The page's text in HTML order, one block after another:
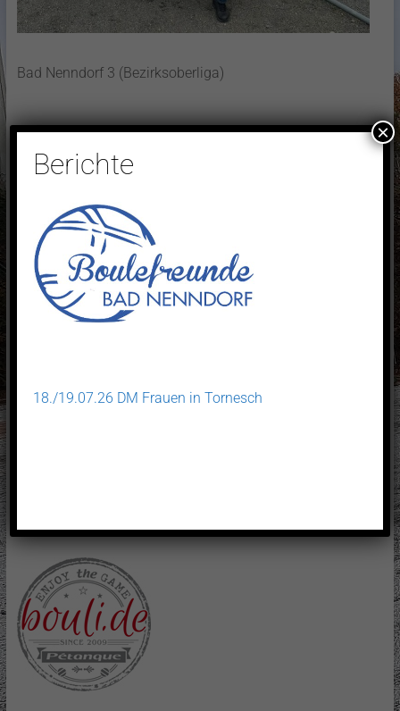
Bad Nenndorf 3 (Bezirksoberliga)
Sponsoren 2026
Berichte
18./19.07.26 DM Frauen in Tornesch
×